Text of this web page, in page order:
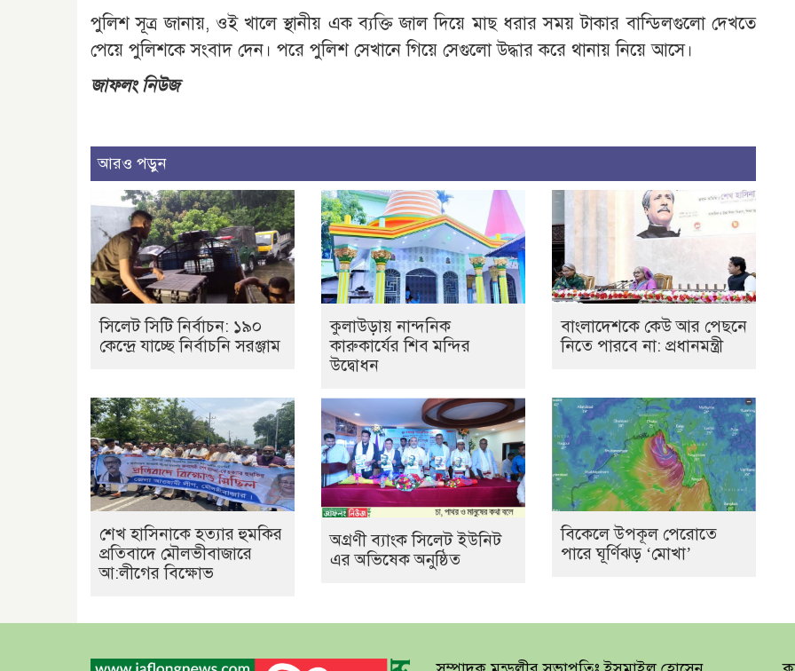
পুলিশ সূত্র জানায়, ওই খালে স্থানীয় এক ব্যক্তি জাল দিয়ে মাছ ধরার সময় টাকার বান্ডিলগুলো দেখতে
পেয়ে পুলিশকে সংবাদ দেন। পরে পুলিশ সেখানে গিয়ে সেগুলো উদ্ধার করে থানায় নিয়ে আসে।
জাফলং নিউজ
আরও পড়ুন
সিলেট সিটি নির্বাচন: ১৯০
কেন্দ্রে যাচ্ছে নির্বাচনি সরঞ্জাম
কুলাউড়ায় নান্দনিক
কারুকার্যের শিব মন্দির
উদ্বোধন
বাংলাদেশকে কেউ আর পেছনে
নিতে পারবে না: প্রধানমন্ত্রী
শেখ হাসিনাকে হত্যার হুমকির
প্রতিবাদে মৌলভীবাজারে
আ:লীগের বিক্ষোভ
অগ্রণী ব্যাংক সিলেট ইউনিট
এর অভিষেক অনুষ্ঠিত
বিকেলে উপকূল পেরোতে
পারে ঘূর্ণিঝড় ‘মোখা’